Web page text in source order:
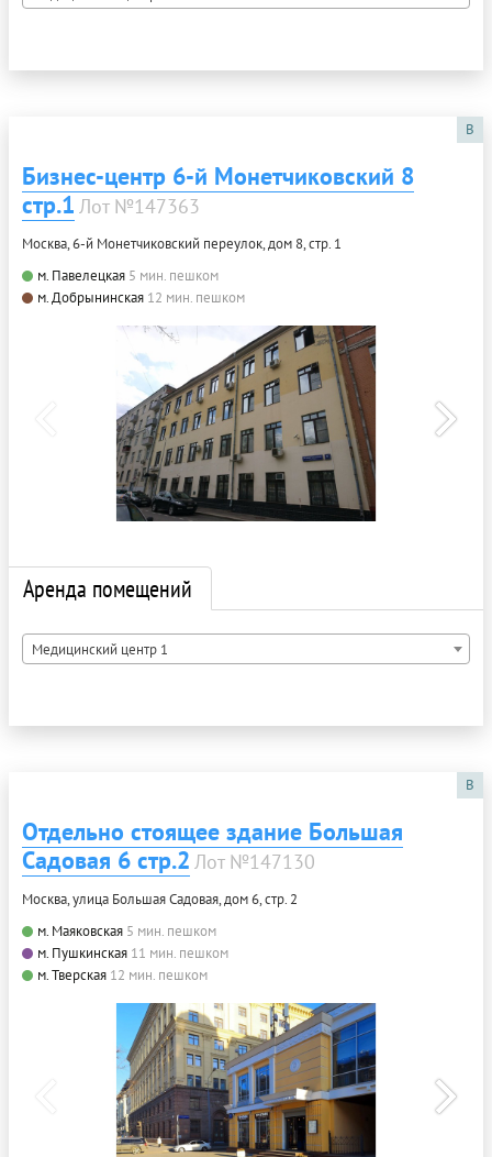
B
Бизнес-центр 6-й Монетчиковский 8
стр.1 Лот №147363
Москва, 6-й Монетчиковский переулок, дом 8, стр. 1
м. Павелецкая 5 мин. пешком
м. Добрынинская 12 мин. пешком
Аренда помещений
Медицинский центр 1
B
Отдельно стоящее здание Большая
Садовая 6 стр.2 Лот №147130
Москва, улица Большая Садовая, дом 6, стр. 2
м. Маяковская 5 мин. пешком
м. Пушкинская 11 мин. пешком
м. Тверская 12 мин. пешком